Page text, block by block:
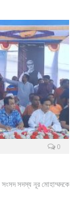
0
সংসদ সদস্য নূর মোহাম্মদকে